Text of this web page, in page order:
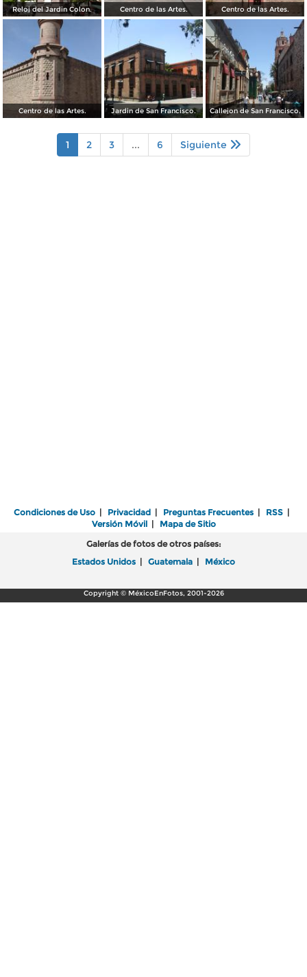
Reloj del Jardin Colon. Centro de las Artes. Centro de las Artes.
Centro de las Artes. Jardin de San Francisco. Callejon de San Francisco.
1 2 3 ... 6 Siguiente
Condiciones de Uso | Privacidad | Preguntas Frecuentes | RSS |
Versión Móvil| Mapa de Sitio
Galerías de fotos de otros países:
Estados Unidos | Guatemala | México
Copyright © MéxicoEnFotos, 2001-2026